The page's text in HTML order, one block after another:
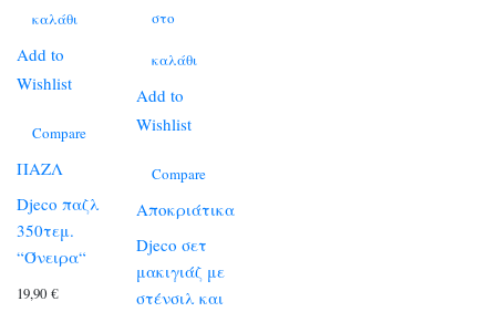
καλάθι
Add to
Wishlist
Compare
ΠΑΖΛ
Djeco παζλ
350τεμ.
“Όνειρα“
19,90 €
στο
καλάθι
Add to
Wishlist
Compare
Αποκριάτικα
Djeco σετ
μακιγιάζ με
στένσιλ και